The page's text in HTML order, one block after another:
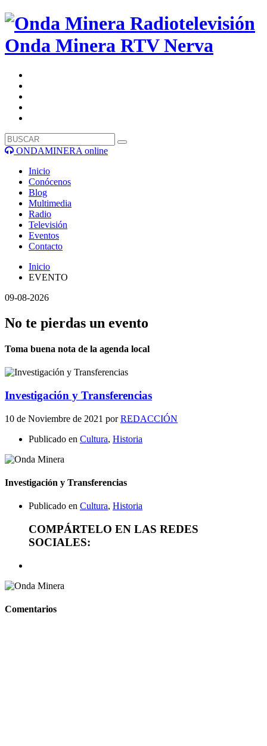
Onda Minera RTVNerva
ONDAMINERA online
Inicio
Conócenos
Blog
Multimedia
Radio
Televisión
Eventos
Contacto
Inicio
EVENTO
09-08-2026
No te pierdas un evento
Toma buena nota de la agenda local
Investigación y Transferencias
10 de Noviembre de 2021 porREDACCIÓN
Publicado en Cultura, Historia
Investigación y Transferencias
Publicado en Cultura, Historia
COMPÁRTELO EN LAS REDES
SOCIALES:
Comentarios